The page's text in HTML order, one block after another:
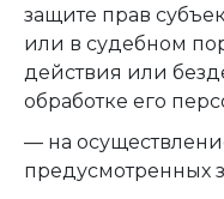
защите прав
или в судебном
действия или
обработке его
— на
предусмотренных